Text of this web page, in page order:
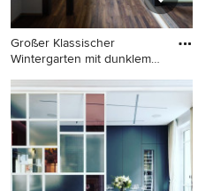
Großer Klassischer
Wintergarten mit dunklem
Großer Klassischer
Wintergarten mit dunklem
Holzboden und braunem
Boden in Osaka